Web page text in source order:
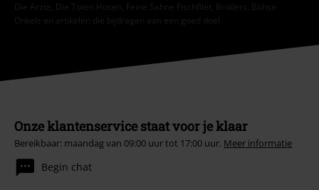
Die Ärzte, Die Toten Hosen, Feine Sahne Fischfilet, Broilers, Böhse
Onkelz en artikelen die bijdragen aan een goed doel.
Onze klantenservice staat voor je klaar
Bereikbaar: maandag van 09:00 uur tot 17:00 uur. Meer informatie
Begin chat